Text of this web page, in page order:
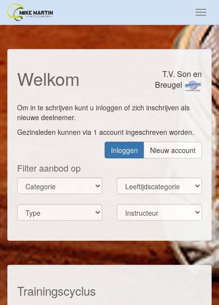
Welkom
T.V. Son en
Breugel
Om in te schrijven kunt u inloggen of zich inschrijven als
nieuwe deelnemer.
Gezinsleden kunnen via 1 account ingeschreven worden.
Inloggen
Nieuw account
Filter aanbod op
Trainingscyclus